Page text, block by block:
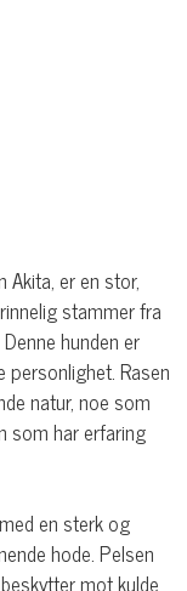
Akita, er en stor,
stammer fra
hunden er
Rasen
natur, noe som
som har erfaring
en sterk og
hode. Pelsen
mot kulde.